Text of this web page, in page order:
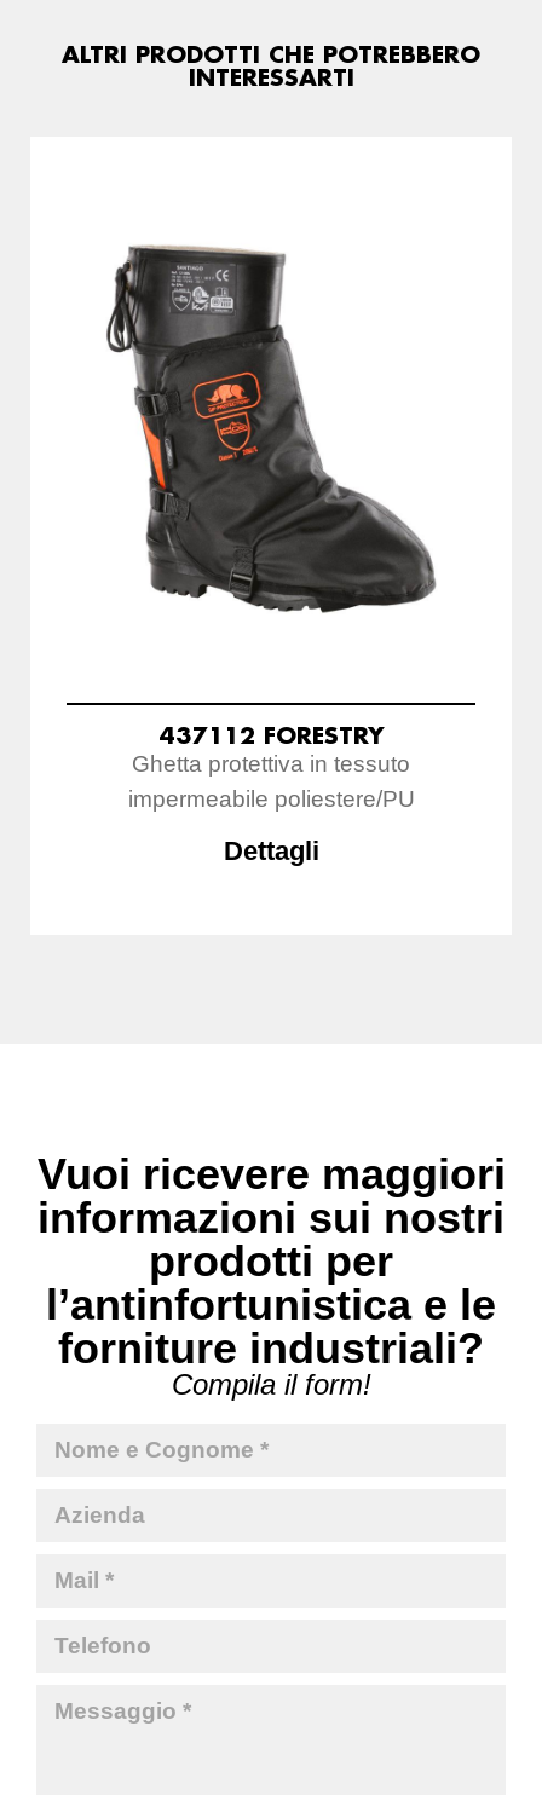
ALTRI PRODOTTI CHE POTREBBERO
INTERESSARTI
437112 FORESTRY
Ghetta protettiva in tessuto
impermeabile poliestere/PU
Dettagli
Vuoi ricevere maggiori
informazioni sui nostri
prodotti per
l’antinfortunistica e le
forniture industriali?
Compila il form!